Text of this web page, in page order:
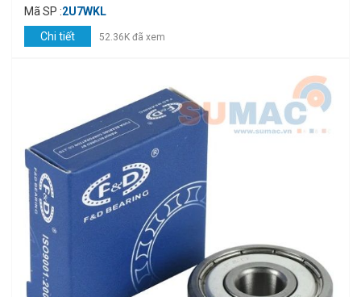
Mã SP :2U7WKL
Chi tiết
52.36K đã xem